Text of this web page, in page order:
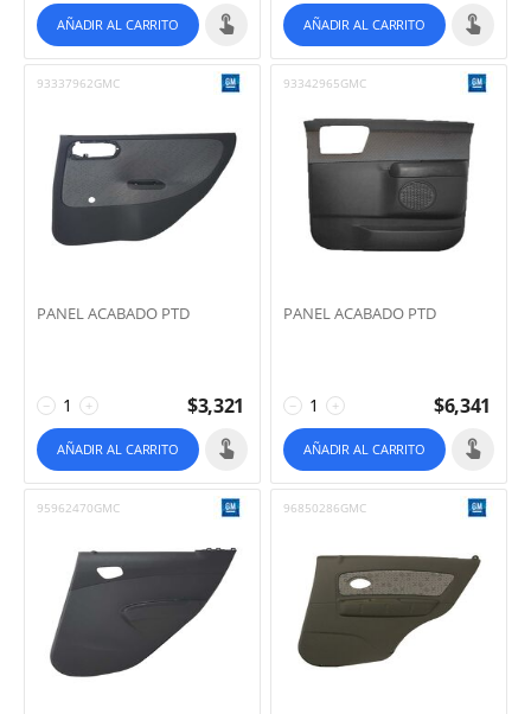
AÑADIR AL CARRITO AÑADIR AL CARRITO
93337962GMC
PANEL ACABADO PTD
+
− $3,321
AÑADIR AL CARRITO
93342965GMC
PANEL ACABADO PTD
+
− $6,341
AÑADIR AL CARRITO
95962470GMC 96850286GMC